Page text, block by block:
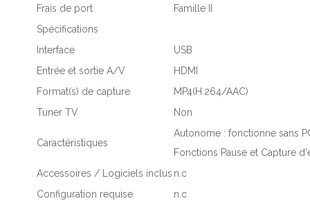
Frais de port
Famille II
Spécifications
Interface
USB
Entrée et sortie A/V
HDMI
Format(s) de capture
MP4(H.264/AAC)
Tuner TV
Non
Caractéristiques
Autonome : fonctionne sans
Fonctions Pause et Capture
Accessoires / Logiciels inclus n.c
Configuration requise
n.c